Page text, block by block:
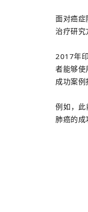
面对癌症
治疗研究
2017年
者能够使
成功案例
例如，
肺癌的成